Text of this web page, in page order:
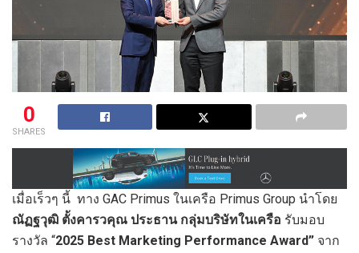
0
SHARES
เมื่อเร็วๆ นี้ ทาง GAC Primus ในเครือ Primus Group นำโดย
ณัฏฐวุฒิ ตั้งคารวคุณ ประธาน กลุ่มบริษัทในเครือ รับมอบ
รางวัล “2025 Best Marketing Performance Award” จาก